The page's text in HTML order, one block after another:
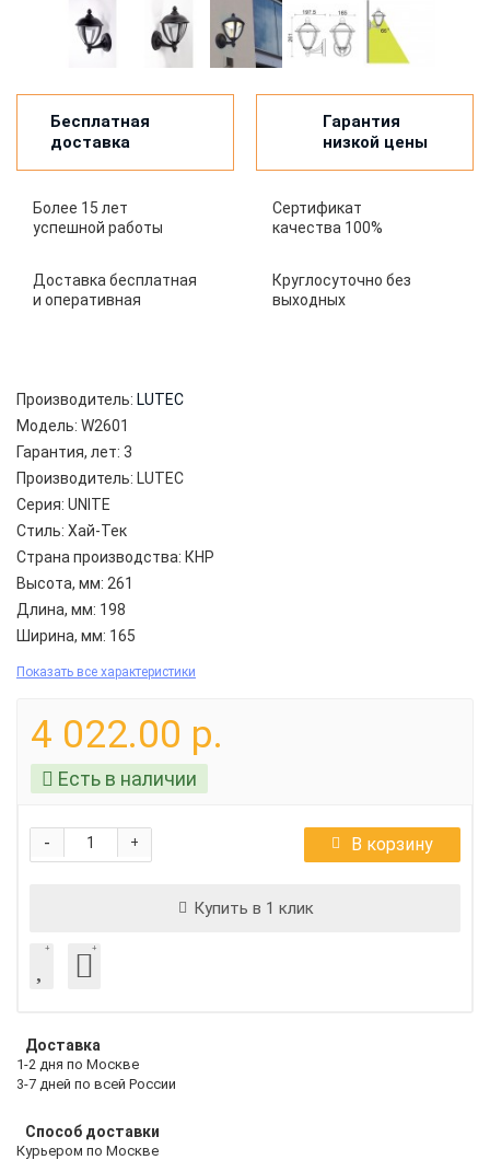
Бесплатная
доставка
Гарантия
низкой цены
Более 15 лет
успешной работы
Сертификат
качества 100%
Доставка бесплатная
и оперативная
Круглосуточно без
выходных
Производитель: LUTEC
Модель: W2601
Гарантия, лет: 3
Производитель: LUTEC
Серия: UNITE
Стиль: Хай-Тек
Страна производства: КНР
Высота, мм: 261
Длина, мм: 198
Ширина, мм: 165
Показать все характеристики
4 022.00 р.
Есть в наличии
+
- В корзину
Купить в 1 клик
Доставка
1-2 дня по Москве
3-7 дней по всей России
Способ доставки
Курьером по Москве